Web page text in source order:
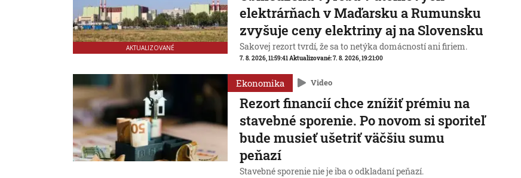
AKTUALIZOVANÉ
elektrárňach v Maďarsku a Rumunsku
zvyšuje ceny elektriny aj na Slovensku
Sakovej rezort tvrdí, že sa to netýka domácností ani firiem.
7. 8. 2026, 11:59:41Aktualizované:7. 8. 2026, 19:21:00
Ekonomika Video
Rezort financií chce znížiť prémiu na
stavebné sporenie. Po novom si sporiteľ
bude musieť ušetriť väčšiu sumu
peňazí
Stavebné sporenie nie je iba o odkladaní peňazí.